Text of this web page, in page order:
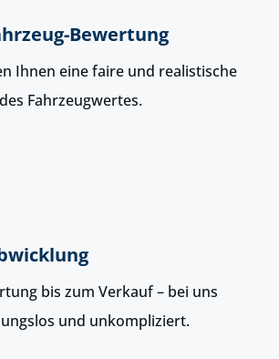
Bewertung
Ihnen eine faire und realistische
Fahrzeugwertes.
bis zum Verkauf – bei uns
und unkompliziert.